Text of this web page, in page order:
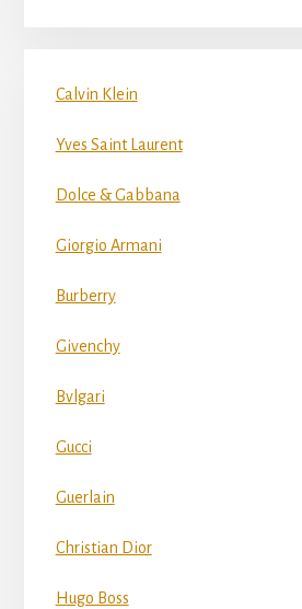
Calvin Klein
Yves Saint Laurent
Dolce & Gabbana
Giorgio Armani
Burberry
Givenchy
Bvlgari
Gucci
Guerlain
Christian Dior
Hugo Boss